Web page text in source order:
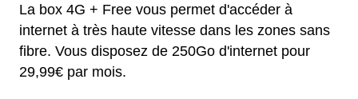
La box 4G + Free vous permet d'accéder à
internet à très haute vitesse dans les zones sans
fibre. Vous disposez de 250Go d'internet pour
29,99€ par mois.